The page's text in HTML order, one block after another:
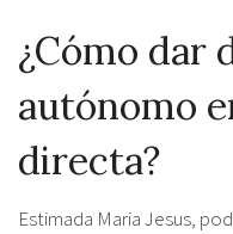
¿Cómo dar
autónomo
directa?
Estimada Maria Jesus,